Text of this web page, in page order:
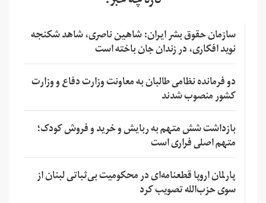
سازمان حقوق بشر ایران: شاهین ناصری، شاهد شکنجه
نوید افکاری، در زندان جان باخته است
دو فرمانده نظامی طالبان به معاونت وزارت دفاع و وزارت
کشور منصوب شدند
بازداشت شش متهم به ربایش و خرید و فروش کودک؛
متهم اصلی فراری است
پارلمان اروپا قطعنامه‌ای در محکومیت بی‌ثباتی لبنان از
سوی حزب‌الله تصویب کرد